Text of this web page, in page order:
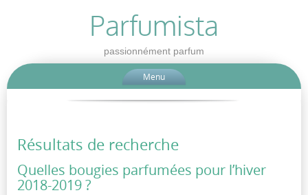
Parfumista
passionnément parfum
Menu
Résultats de recherche
Quelles bougies parfumées pour l’hiver
2018-2019 ?